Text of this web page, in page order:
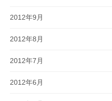
2012年9月
2012年8月
2012年7月
2012年6月